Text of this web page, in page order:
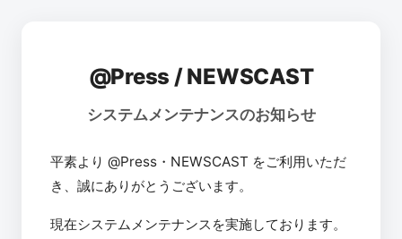
@Press / NEWSCAST
システムメンテナンスのお知らせ
平素より @Press・NEWSCAST をご利用いただ
き、誠にありがとうございます。
現在システムメンテナンスを実施しております。